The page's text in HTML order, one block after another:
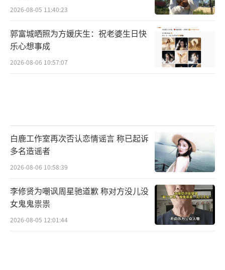
2026-08-05 11:40:23
郭富城晒照为方媛庆生：祝老婆生日快
乐心想事成
2026-08-06 10:57:07
白鹿工作室再次否认恋情谣言 称已起诉
多名造谣者
2026-08-06 10:58:39
李修贤为嘲讽周星驰道歉 称对方没儿没
女鬼鬼祟祟
2026-08-05 12:01:44